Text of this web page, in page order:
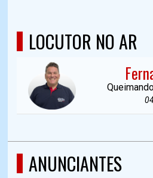
LOCUTOR NO AR
ANUNCIANTES